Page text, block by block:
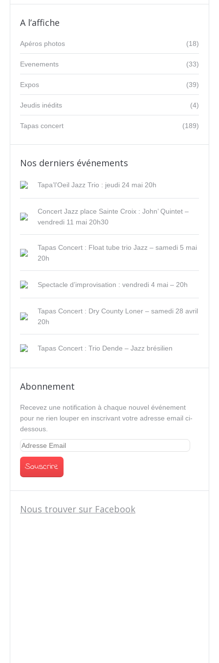
A l’affiche
(18)
Apéros photos
(33)
Evenements
(39)
Expos
(4)
Jeudis inédits
(189)
Tapas concert
Nos derniers événements
Tapa’l’Oeil Jazz Trio : jeudi 24 mai 20h
Concert Jazz place Sainte Croix : John’ Quintet –
vendredi 11 mai 20h30
Tapas Concert : Float tube trio Jazz – samedi 5 mai
20h
Spectacle d’improvisation : vendredi 4 mai – 20h
Tapas Concert : Dry County Loner – samedi 28 avril
20h
Tapas Concert : Trio Dende – Jazz brésilien
Abonnement
Recevez une notification à chaque nouvel événement
pour ne rien louper en inscrivant votre adresse email ci-
dessous.
Nous trouver sur Facebook